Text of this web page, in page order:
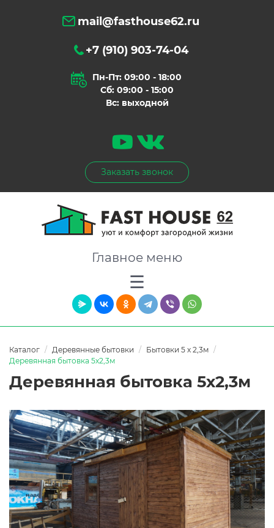
mail@fasthouse62.ru
+7 (910) 903-74-04
Пн-Пт: 09:00 - 18:00
Сб: 09:00 - 15:00
Вс: выходной
Заказать звонок
Главное меню
Каталог Деревянные бытовки
Бытовки 5 х 2,3м
Деревянная бытовка 5х2,3м
Деревянная бытовка 5х2,3м